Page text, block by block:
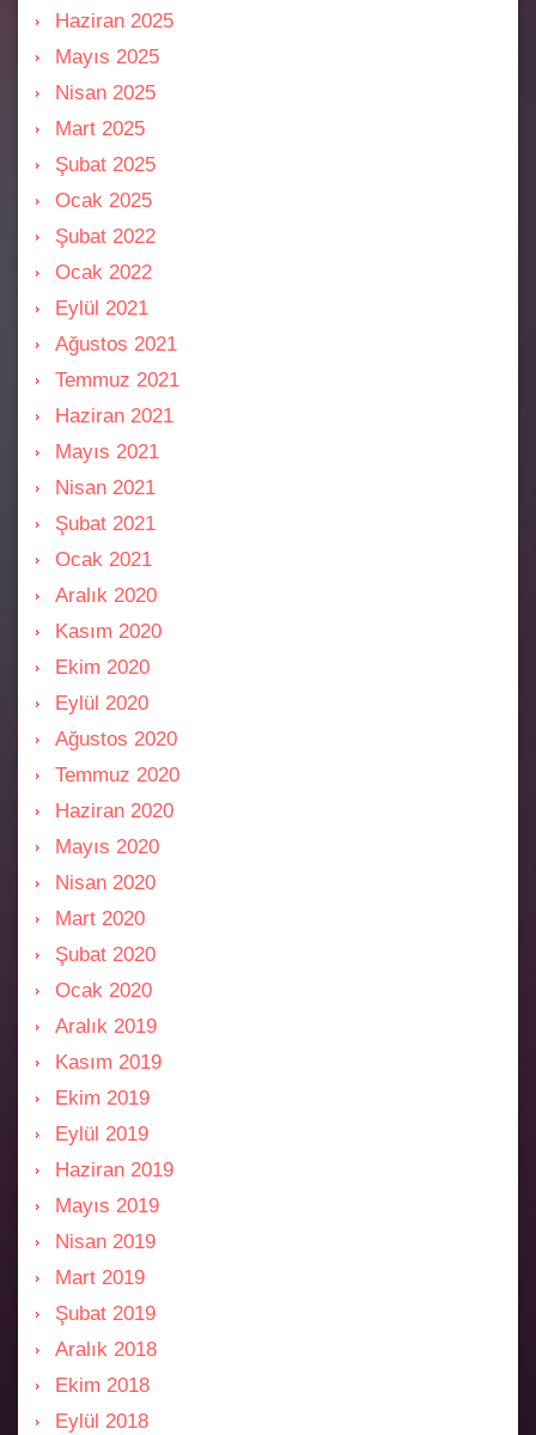
Haziran 2025
Mayıs 2025
Nisan 2025
Mart 2025
Şubat 2025
Ocak 2025
Şubat 2022
Ocak 2022
Eylül 2021
Ağustos 2021
Temmuz 2021
Haziran 2021
Mayıs 2021
Nisan 2021
Şubat 2021
Ocak 2021
Aralık 2020
Kasım 2020
Ekim 2020
Eylül 2020
Ağustos 2020
Temmuz 2020
Haziran 2020
Mayıs 2020
Nisan 2020
Mart 2020
Şubat 2020
Ocak 2020
Aralık 2019
Kasım 2019
Ekim 2019
Eylül 2019
Haziran 2019
Mayıs 2019
Nisan 2019
Mart 2019
Şubat 2019
Aralık 2018
Ekim 2018
Eylül 2018